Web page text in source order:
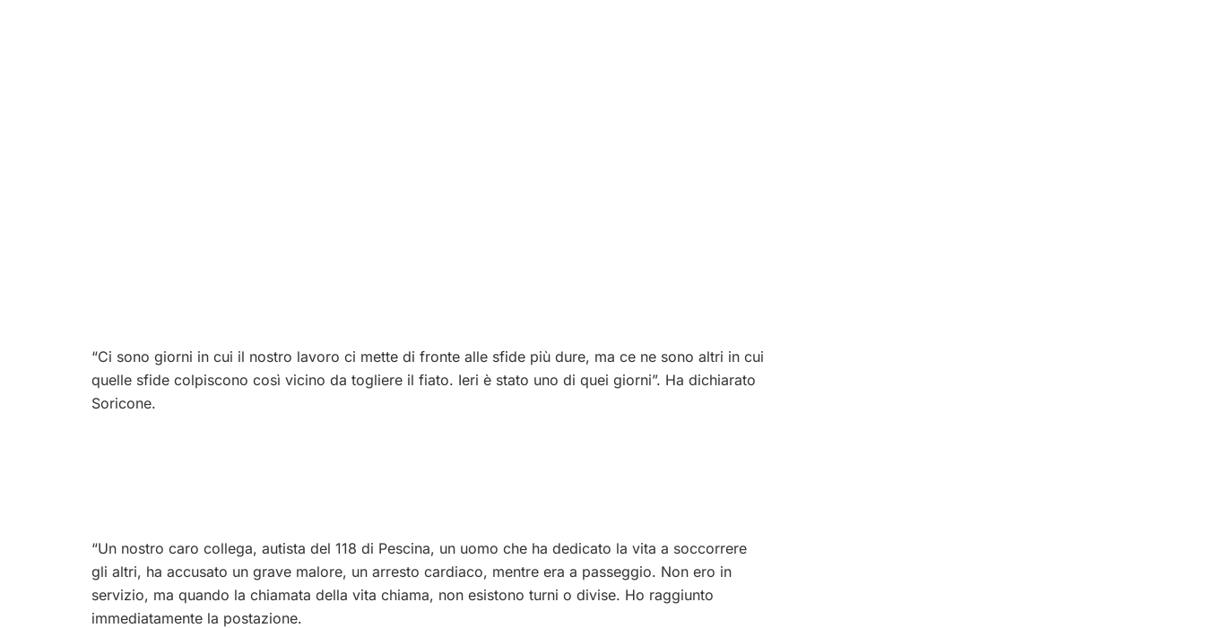
“Ci sono giorni in cui il nostro lavoro ci mette di fronte alle sfide più dure, ma ce ne sono altri in cui
quelle sfide colpiscono così vicino da togliere il fiato. Ieri è stato uno di quei giorni”. Ha dichiarato
Soricone.
“​Un nostro caro collega, autista del 118 di Pescina, un uomo che ha dedicato la vita a soccorrere
gli altri, ha accusato un grave malore, un arresto cardiaco, mentre era a passeggio. Non ero in
servizio, ma quando la chiamata della vita chiama, non esistono turni o divise. Ho raggiunto
immediatamente la postazione.